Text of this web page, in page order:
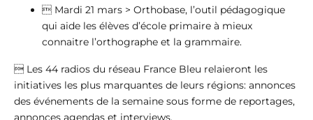
 Mardi 21 mars > Orthobase, l’outil pédagogique
qui aide les élèves d’école primaire à mieux
connaitre l’orthographe et la grammaire.
 Les 44 radios du réseau France Bleu relaieront les
initiatives les plus marquantes de leurs régions: annonces
des événements de la semaine sous forme de reportages,
annonces agendas et interviews.